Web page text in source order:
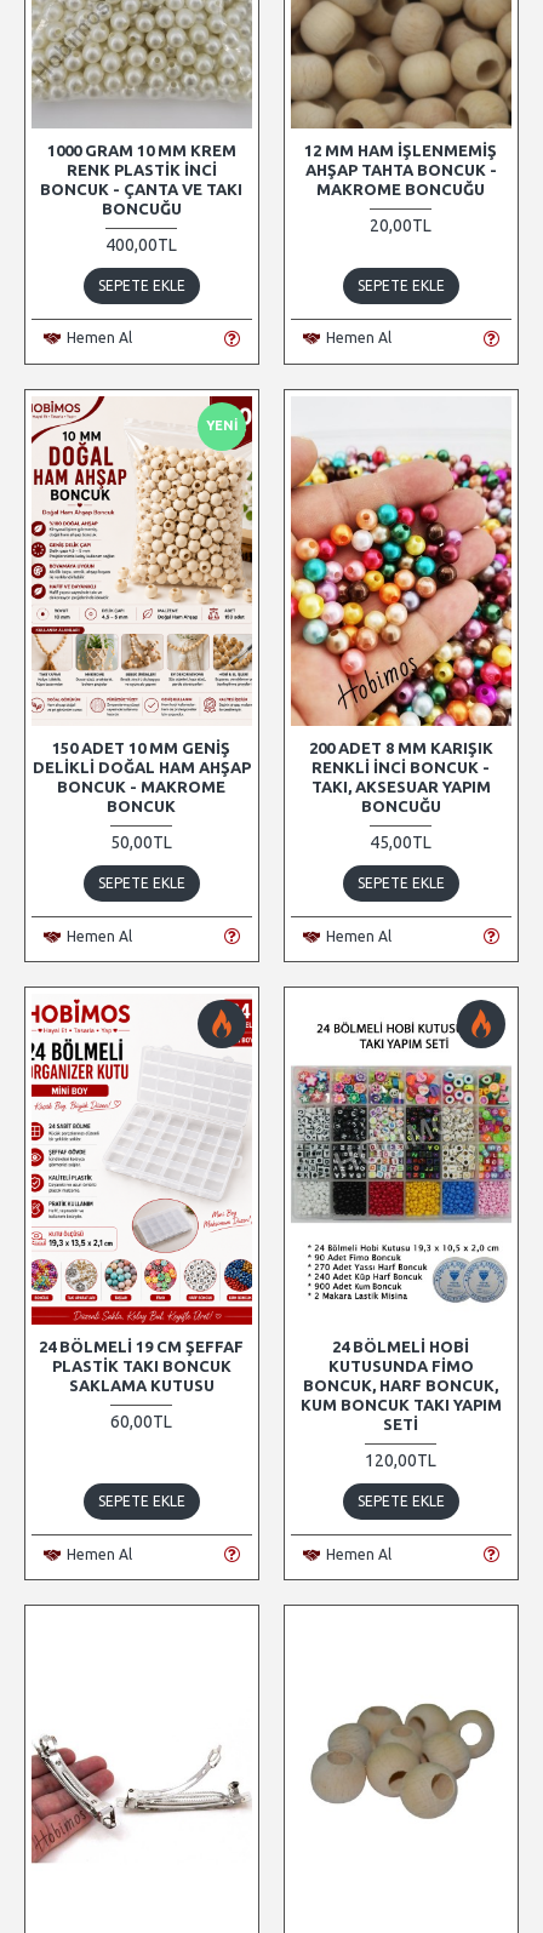
1000 GRAM 10 MM KREM
RENK PLASTIK İNCI
BONCUK - ÇANTA VE TAKI
BONCUĞU
400,00TL
SEPETE EKLE
Hemen Al
12 MM HAM İŞLENMEMIŞ
AHŞAP TAHTA BONCUK -
MAKROME BONCUĞU
20,00TL
SEPETE EKLE
Hemen Al
YENI
150 ADET 10 MM GENIŞ
DELIKLI DOĞAL HAM AHŞAP
BONCUK - MAKROME
BONCUK
50,00TL
SEPETE EKLE
Hemen Al
200 ADET 8 MM KARIŞIK
RENKLI İNCI BONCUK -
TAKI, AKSESUAR YAPIM
BONCUĞU
45,00TL
SEPETE EKLE
Hemen Al
24 BÖLMELI 19 CM ŞEFFAF
PLASTIK TAKI BONCUK
SAKLAMA KUTUSU
60,00TL
SEPETE EKLE
Hemen Al
24 BÖLMELI HOBI
KUTUSUNDA FIMO
BONCUK, HARF BONCUK,
KUM BONCUK TAKI YAPIM
SETI
120,00TL
SEPETE EKLE
Hemen Al